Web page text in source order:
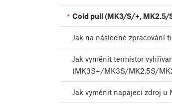
Cold pull (MK3/S/+, MK2.5/
Jak na následné zpracování
Jak vyměnit termistor
(MK3S+/MK3S/MK2.5S/
Jak vyměnit napájecí zdroj u